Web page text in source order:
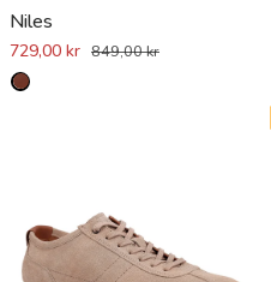
Niles
729,00 kr 849,00 kr